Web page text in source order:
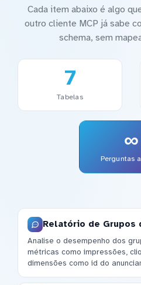
Cada item abaixo é algo
outro cliente MCP já sabe
schema, sem
7
Tabelas
∞
Perguntas
Relatório de Grupos
Analise o desempenho dos
métricas como impressões,
dimensões como id do